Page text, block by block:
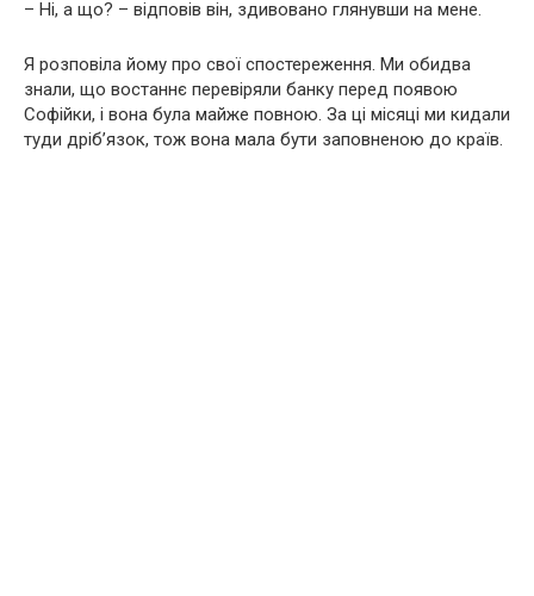
– Ні, а що? – відповів він, здивовано глянувши на мене.
Я розповіла йому про свої спостереження. Ми обидва
знали, що востаннє перевіряли банку перед появою
Софійки, і вона була майже повною. За ці місяці ми кидали
туди дріб’язок, тож вона мала бути заповненою до країв.